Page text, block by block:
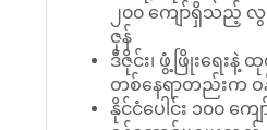
၂၀၀ ကျော်ရှိသည့်
ဇုန်
ဒီဇိုင်း၊ ဖွံ့ဖြိုးရေ
တစ်နေရာတည်းက ဝန်
နိုင်ငံပေါင်း ၁၀၀ ကျ